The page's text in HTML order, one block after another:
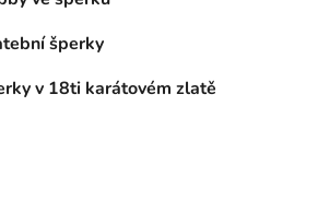
šperky
v 18ti karátovém zlatě